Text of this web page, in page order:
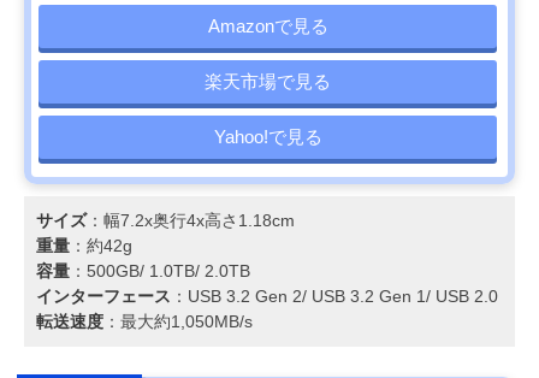
Amazonで見る
楽天市場で見る
Yahoo!で見る
サイズ：幅7.2x奥行4x高さ1.18cm
重量 ：約42g
容量 ：500GB/ 1.0TB/ 2.0TB
インターフェース ：USB 3.2 Gen 2/ USB 3.2 Gen 1/ USB 2.0
転送速度 ：最大約1,050MB/s